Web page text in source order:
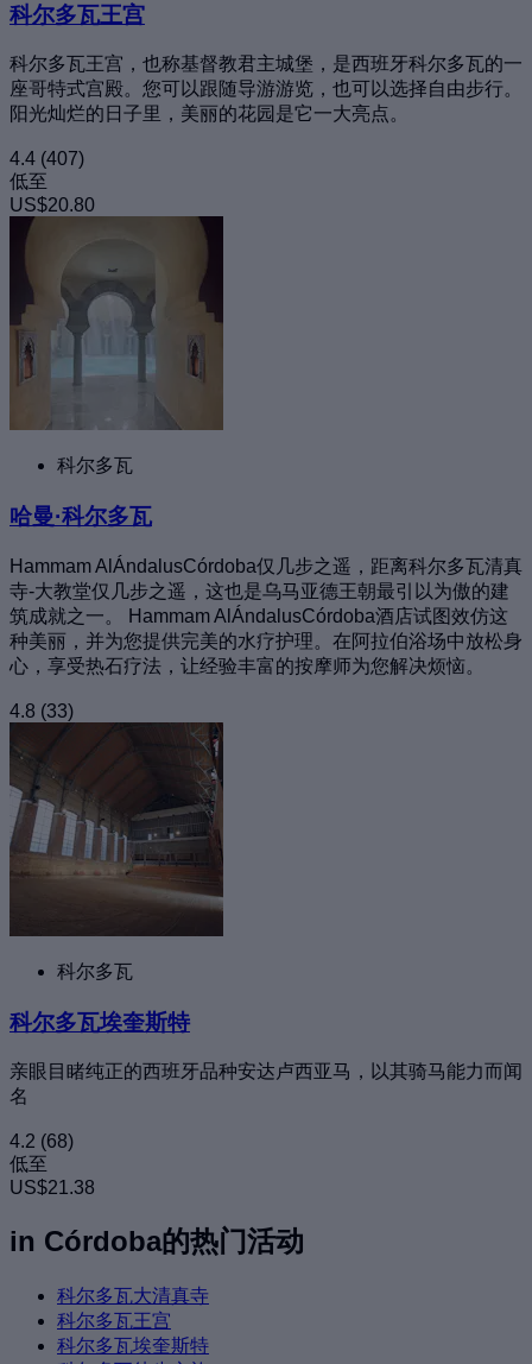
科尔多瓦王宫
科尔多瓦王宫，也称基督教君主城堡，是西班牙科尔多瓦的一
座哥特式宫殿。您可以跟随导游游览，也可以选择自由步行。
阳光灿烂的日子里，美丽的花园是它一大亮点。
4.4 (407)
低至
US$20.80
科尔多瓦
哈曼·科尔多瓦
Hammam AlÁndalusCórdoba仅几步之遥，距离科尔多瓦清真
寺-大教堂仅几步之遥，这也是乌马亚德王朝最引以为傲的建
筑成就之一。 Hammam AlÁndalusCórdoba酒店试图效仿这
种美丽，并为您提供完美的水疗护理。在阿拉伯浴场中放松身
心，享受热石疗法，让经验丰富的按摩师为您解决烦恼。
4.8 (33)
科尔多瓦
科尔多瓦埃奎斯特
亲眼目睹纯正的西班牙品种安达卢西亚马，以其骑马能力而闻
名
4.2 (68)
低至
US$21.38
in Córdoba的热门活动
科尔多瓦大清真寺
科尔多瓦王宫
科尔多瓦埃奎斯特